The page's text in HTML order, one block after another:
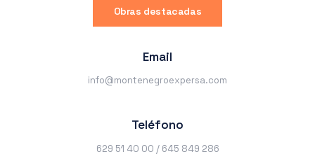
Obras destacadas
Email
info@montenegroexpersa.com
Teléfono
629 51 40 00 / 645 849 286